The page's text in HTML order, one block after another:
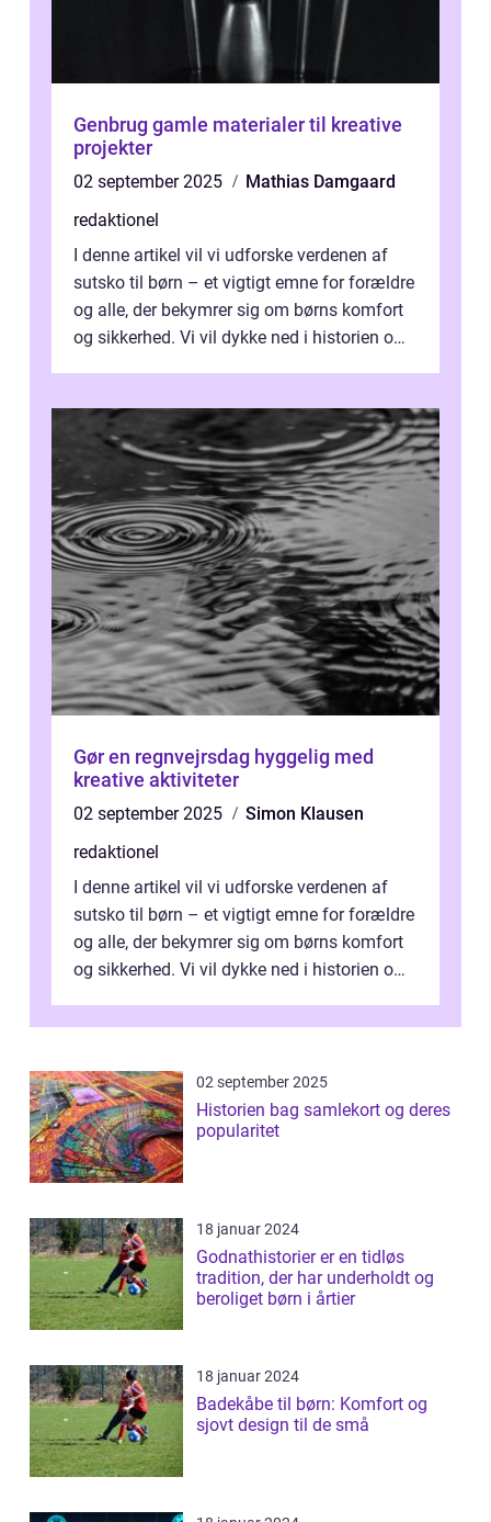
Genbrug gamle materialer til kreative
projekter
02 september 2025
Mathias Damgaard
redaktionel
I denne artikel vil vi udforske verdenen af
sutsko til børn – et vigtigt emne for forældre
og alle, der bekymrer sig om børns komfort
og sikkerhed. Vi vil dykke ned i historien om,
Gør en regnvejrsdag hyggelig med
kreative aktiviteter
02 september 2025
Simon Klausen
redaktionel
I denne artikel vil vi udforske verdenen af
sutsko til børn – et vigtigt emne for forældre
og alle, der bekymrer sig om børns komfort
og sikkerhed. Vi vil dykke ned i historien om,
02 september 2025
Historien bag samlekort og deres
popularitet
18 januar 2024
Godnathistorier er en tidløs
tradition, der har underholdt og
beroliget børn i årtier
18 januar 2024
Badekåbe til børn: Komfort og
sjovt design til de små